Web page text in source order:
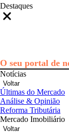
Destaques
O seu portal de
Notícias
Voltar
Últimas do Mercado
Análise & Opinião
Reforma Tributária
Mercado Imobiliário
Voltar